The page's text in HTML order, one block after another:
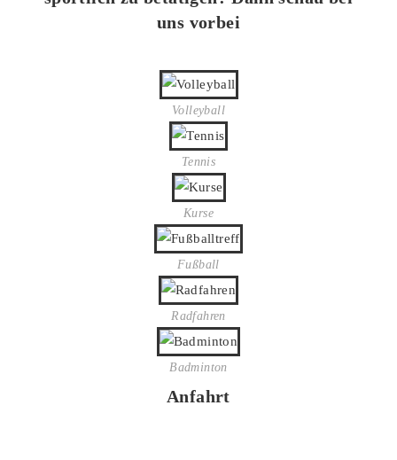
uns vorbei
Volleyball
Tennis
Kurse
Fußball
Radfahren
Badminton
Anfahrt